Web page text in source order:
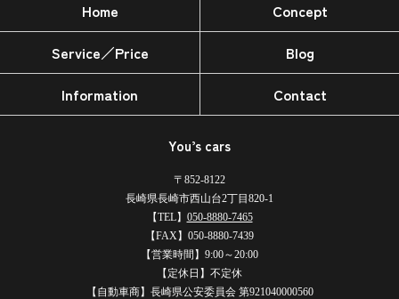
Home
Concept
Service／Price
Blog
Information
Contact
You’s cars
〒852-8122
長崎県長崎市西山台2丁目820-1
【TEL】 050-8880-7465
【FAX】050-8880-7439
【営業時間】9:00～20:00
【定休日】不定休
【自動車商】長崎県公安委員会 第921040000560